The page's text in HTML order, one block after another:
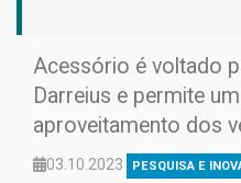
Acessório é voltado
Darreius e permite
aproveitamento dos
03.10.2023 PESQUISA E